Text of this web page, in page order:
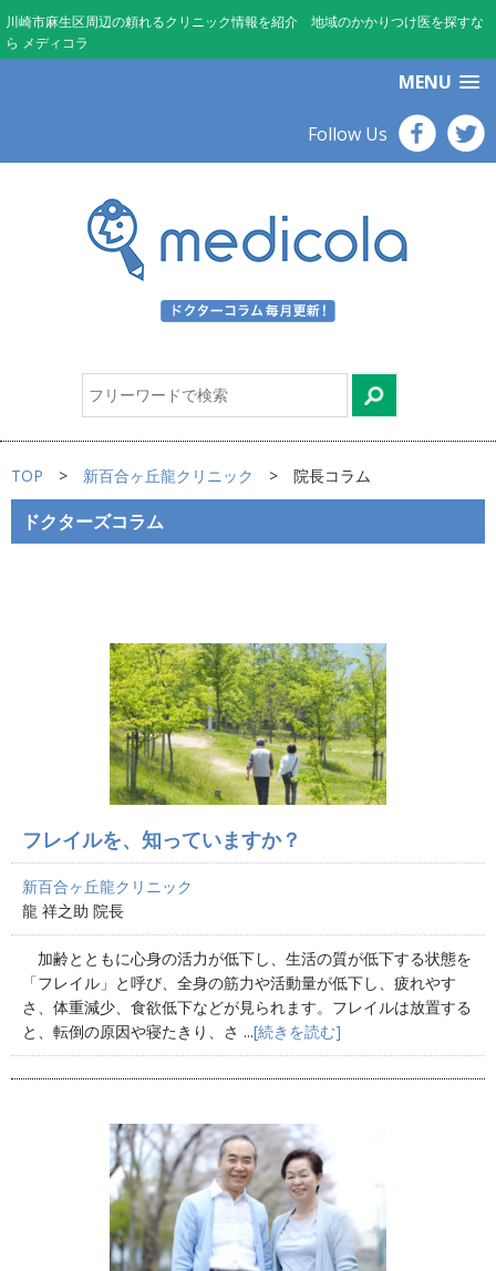
川崎市麻生区周辺の頼れるクリニック情報を紹介 地域のかかりつけ医を探すな
ら メディコラ
MENU
Follow Us
TOP 新百合ヶ丘龍クリニック 院長コラム
ドクターズコラム
フレイルを、知っていますか？
新百合ヶ丘龍クリニック
龍 祥之助 院長
加齢とともに心身の活力が低下し、生活の質が低下する状態を
「フレイル」と呼び、全身の筋力や活動量が低下し、疲れやす
さ、体重減少、食欲低下などが見られます。フレイルは放置する
と、転倒の原因や寝たきり、さ ...[続きを読む]